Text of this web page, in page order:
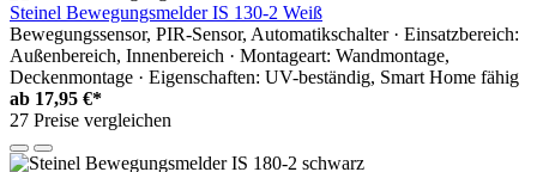
Steinel Bewegungsmelder IS 130-2 Weiß
Bewegungssensor, PIR-Sensor, Automatikschalter · Einsatzbereich:
Außenbereich, Innenbereich · Montageart: Wandmontage,
Deckenmontage · Eigenschaften: UV-beständig, Smart Home fähig
ab 17,95 €*
27 Preise vergleichen